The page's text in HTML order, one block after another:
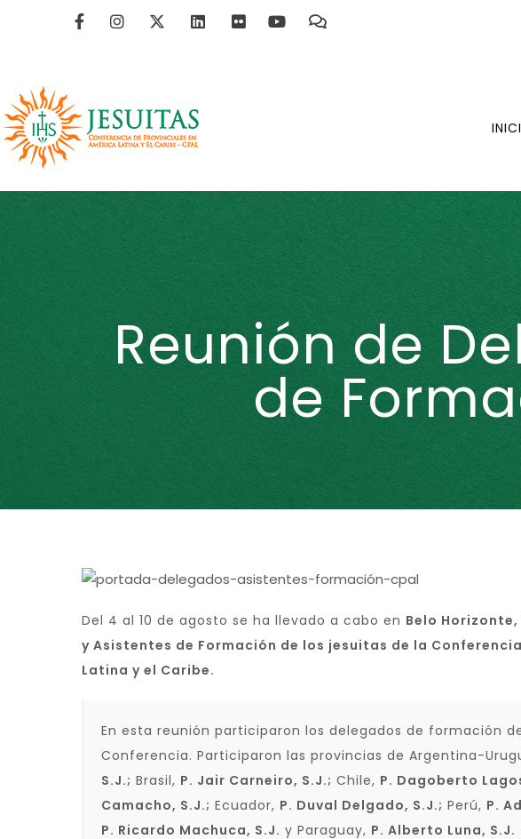
Reunión de
de
Del 4 al 10 de agosto se ha llevado a cabo en Belo Horizonte,
y Asistentes de Formación de los jesuitas de la
Latina y el Caribe.
En esta reunión participaron los delegados de formación
Conferencia. Participaron las provincias de Argentina-
S.J.; Brasil, P. Jair Carneiro, S.J.; Chile, P. Dagoberto
Camacho, S.J.; Ecuador, P. Duval Delgado, S.J.; Perú, P.
P. Ricardo Machuca, S.J. y Paraguay, P. Alberto Luna, S.J.